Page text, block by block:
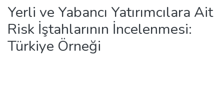
Analyze
Request/Question
Yerli ve Yabancı Yatırımcılara Ait
Risk İştahlarının İncelenmesi:
Türkiye Örneği